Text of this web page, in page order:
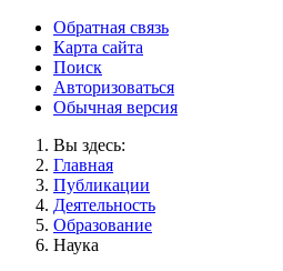
Обратная связь
Карта сайта
Поиск
Авторизоваться
Обычная версия
Вы здесь:
Главная
Публикации
Деятельность
Образование
Наука